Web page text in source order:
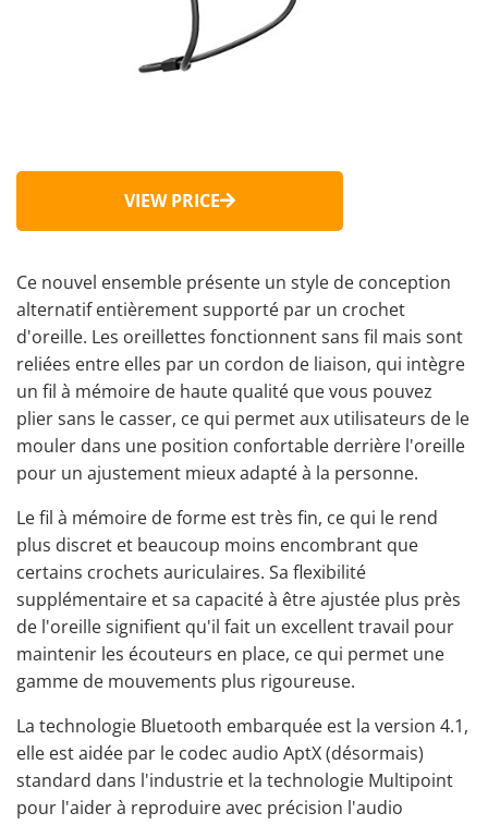
VIEW PRICE
Ce nouvel ensemble présente un style de conception
alternatif entièrement supporté par un crochet
d'oreille. Les oreillettes fonctionnent sans fil mais sont
reliées entre elles par un cordon de liaison, qui intègre
un fil à mémoire de haute qualité que vous pouvez
plier sans le casser, ce qui permet aux utilisateurs de le
mouler dans une position confortable derrière l'oreille
pour un ajustement mieux adapté à la personne.
Le fil à mémoire de forme est très fin, ce qui le rend
plus discret et beaucoup moins encombrant que
certains crochets auriculaires. Sa flexibilité
supplémentaire et sa capacité à être ajustée plus près
de l'oreille signifient qu'il fait un excellent travail pour
maintenir les écouteurs en place, ce qui permet une
gamme de mouvements plus rigoureuse.
La technologie Bluetooth embarquée est la version 4.1,
elle est aidée par le codec audio AptX (désormais)
standard dans l'industrie et la technologie Multipoint
pour l'aider à reproduire avec précision l'audio